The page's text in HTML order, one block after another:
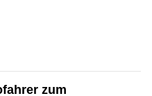
zum